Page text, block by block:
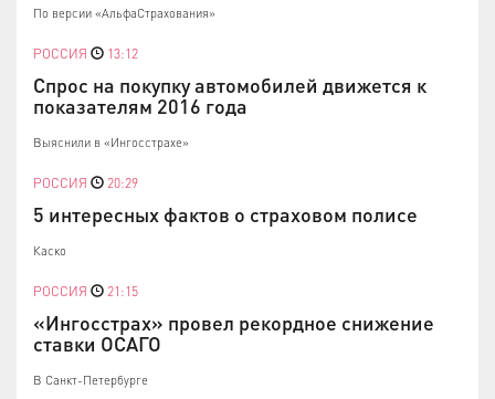
По версии «АльфаСтрахования»
РОССИЯ 13:12
Спрос на покупку автомобилей движется к
показателям 2016 года
Выяснили в «Ингосстрахе»
РОССИЯ 20:29
5 интересных фактов о страховом полисе
Каско
РОССИЯ 21:15
«Ингосстрах» провел рекордное снижение
ставки ОСАГО
В Санкт-Петербурге